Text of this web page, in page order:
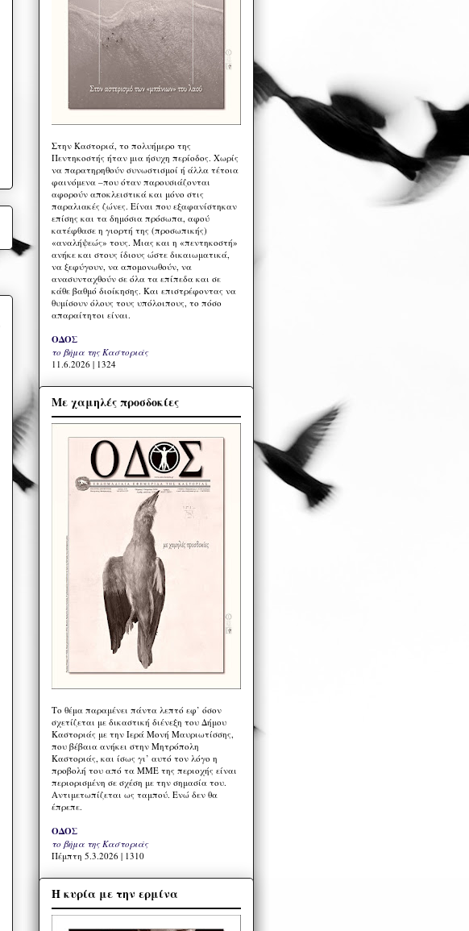
Στην Καστοριά, το πολυήμερο της
Πεντηκοστής ήταν μια ήσυχη περίοδος. Χωρίς
να παρατηρηθούν συνωστισμοί ή άλλα τέτοια
φαινόμενα –που όταν παρουσιάζονται
αφορούν αποκλειστικά και μόνο στις
παραλιακές ζώνες. Είναι που εξαφανίστηκαν
επίσης και τα δημόσια πρόσωπα, αφού
κατέφθασε η γιορτή της (προσωπικής)
«αναλήψεώς» τους. Μιας και η «πεντηκοστή»
ανήκε και στους ίδιους ώστε δικαιωματικά,
να ξεφύγουν, να απομονωθούν, να
ανασυνταχθούν σε όλα τα επίπεδα και σε
κάθε βαθμό διοίκησης. Και επιστρέφοντας να
θυμίσουν όλους τους υπόλοιπους, το πόσο
απαραίτητοι είναι.
ΟΔΟΣ
το βήμα της Καστοριάς
11.6.2026 | 1324
Με χαμηλές προσδοκίες
Το θέμα παραμένει πάντα λεπτό εφ’ όσον
σχετίζεται με δικαστική διένεξη του Δήμου
Καστοριάς με την Ιερά Μονή Μαυριωτίσσης,
που βέβαια ανήκει στην Μητρόπολη
Καστοριάς, και ίσως γι’ αυτό τον λόγο η
προβολή του από τα ΜΜΕ της περιοχής είναι
περιορισμένη σε σχέση με την σημασία του.
Αντιμετωπίζεται ως ταμπού. Ενώ δεν θα
έπρεπε.
ΟΔΟΣ
το βήμα της Καστοριάς
Πέμπτη 5.3.2026 | 1310
Η κυρία με την ερμίνα